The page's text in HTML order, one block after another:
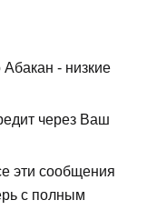
- низкие
через Ваш
эти сообщения
с полным